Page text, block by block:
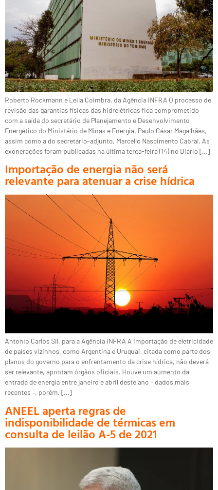
Roberto Rockmann e Leila Coimbra, da Agência iNFRA O processo de
revisão das garantias físicas das hidrelétricas fica comprometido
com a saída do secretário de Planejamento e Desenvolvimento
Energético do Ministério de Minas e Energia, Paulo César Magalhães,
assim como a do secretário-adjunto, Marcello Nascimento Cabral. As
exonerações foram publicadas na última terça-feira (14) no Diário […]
Importação de energia não será
relevante para atenuar a crise hídrica
Antonio Carlos Sil, para a Agência iNFRA A importação de eletricidade
de países vizinhos, como Argentina e Uruguai, citada como parte dos
planos do governo para o enfrentamento da crise hídrica, não deverá
ser relevante, apontam órgãos oficiais. Houve um aumento da
entrada de energia entre janeiro e abril deste ano – dados mais
recentes –, porém, […]
ANEEL aperta regras de
indisponibilidade de térmicas em
consulta de leilão A-5 de 2021